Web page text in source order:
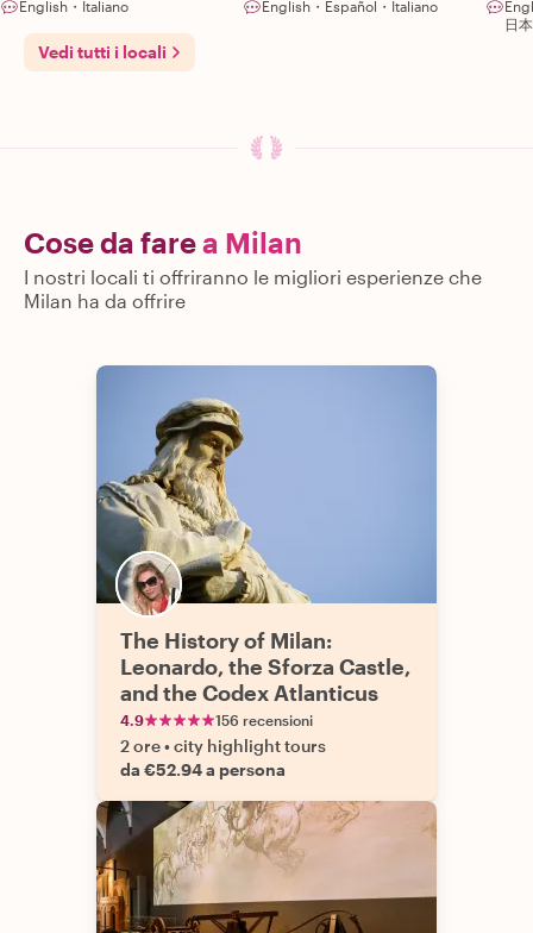
English・Italiano English・Español・Italiano
日
Vedi tutti i locali
Cose da farea Milan
I nostri locali ti offriranno le migliori esperienze che
Milan ha da offrire
The History of Milan:
Leonardo, the Sforza Castle,
and the Codex Atlanticus
4.9 156 recensioni
2 ore•city highlight tours
da €52.94 a persona